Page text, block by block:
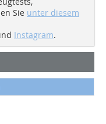
Sie unter diesem
Instagram.